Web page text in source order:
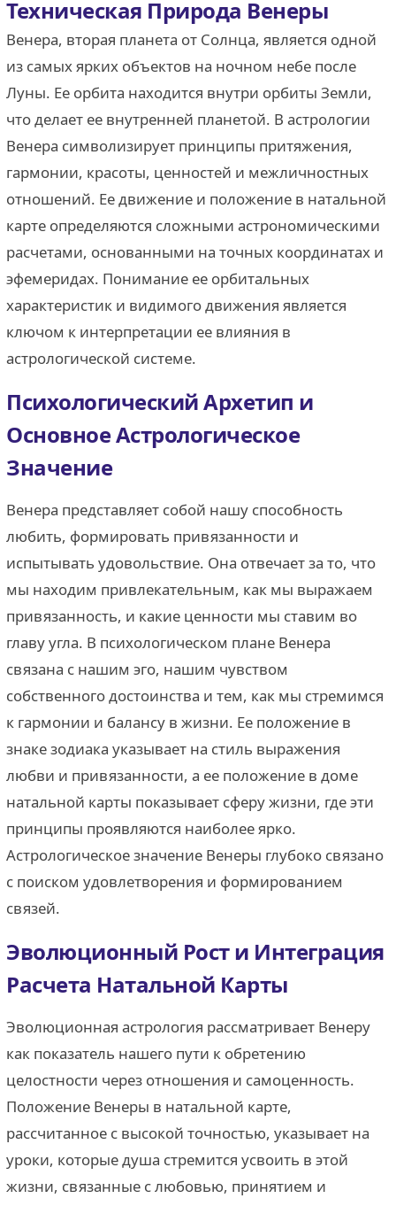
Техническая Природа Венеры
Венера, вторая планета от Солнца, является одной
из самых ярких объектов на ночном небе после
Луны. Ее орбита находится внутри орбиты Земли,
что делает ее внутренней планетой. В астрологии
Венера символизирует принципы притяжения,
гармонии, красоты, ценностей и межличностных
отношений. Ее движение и положение в натальной
карте определяются сложными астрономическими
расчетами, основанными на точных координатах и
эфемеридах. Понимание ее орбитальных
характеристик и видимого движения является
ключом к интерпретации ее влияния в
астрологической системе.
Психологический Архетип и
Основное Астрологическое
Значение
Венера представляет собой нашу способность
любить, формировать привязанности и
испытывать удовольствие. Она отвечает за то, что
мы находим привлекательным, как мы выражаем
привязанность, и какие ценности мы ставим во
главу угла. В психологическом плане Венера
связана с нашим эго, нашим чувством
собственного достоинства и тем, как мы стремимся
к гармонии и балансу в жизни. Ее положение в
знаке зодиака указывает на стиль выражения
любви и привязанности, а ее положение в доме
натальной карты показывает сферу жизни, где эти
принципы проявляются наиболее ярко.
Астрологическое значение Венеры глубоко связано
с поиском удовлетворения и формированием
связей.
Эволюционный Рост и Интеграция
Расчета Натальной Карты
Эволюционная астрология рассматривает Венеру
как показатель нашего пути к обретению
целостности через отношения и самоценность.
Положение Венеры в натальной карте,
рассчитанное с высокой точностью, указывает на
уроки, которые душа стремится усвоить в этой
жизни, связанные с любовью, принятием и